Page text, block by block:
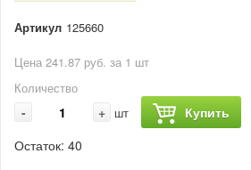
Артикул 125660
Цена 241.87 руб. за 1 шт
Количество
- + шт Купить
Остаток: 40